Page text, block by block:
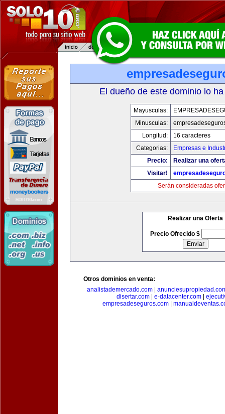
El dueño de este dominio lo
Mayusculas:
Minusculas:
Longitud:
16 caracteres
Categorias:
Empresas e
Precio:
Realizar una
Visitar!
Serán consideradas
Realizar una Oferta
Precio Ofrecido $
Otros dominios en venta:
analistademercado.com
disertar.com| e-datacenter.com|
empresadeseguros.com